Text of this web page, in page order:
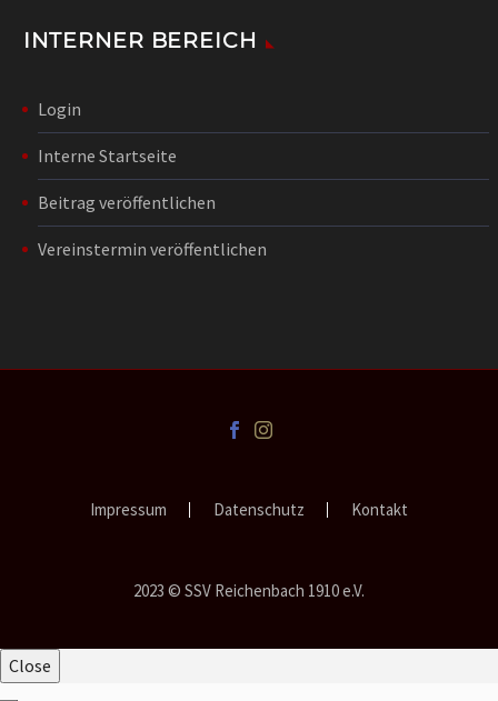
INTERNER BEREICH
Login
Interne Startseite
Beitrag veröffentlichen
Vereinstermin veröffentlichen
Impressum Datenschutz Kontakt
2023 © SSV Reichenbach 1910 e.V.
Close